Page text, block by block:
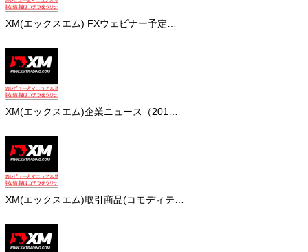
XM(エックスエム) FXウェビナー予定…
XM(エックスエム)企業ニュース（201…
XM(エックスエム)取引商品(コモディテ…